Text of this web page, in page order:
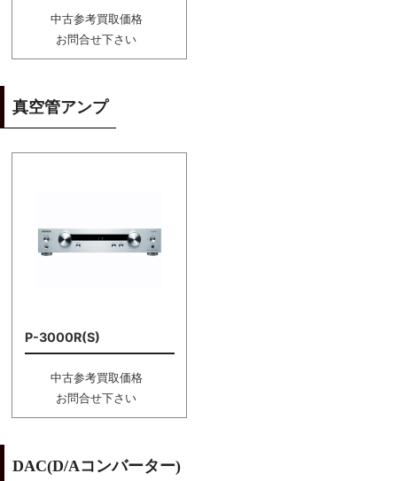
中古参考買取価格
お問合せ下さい
真空管アンプ
P-3000R(S)
中古参考買取価格
お問合せ下さい
DAC(D/Aコンバーター)